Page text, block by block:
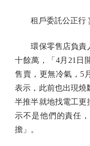
租戶委託公正行
環保零售店負責人
十餘萬，「4月21日
售賣，更無冷氣，5
表示，此前也出現燒
半推半就地找電工更
示不是他們的責任
擔」。